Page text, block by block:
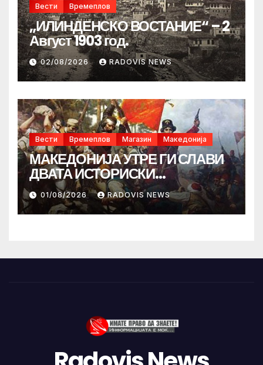
Вести Времеплов
„ИЛИНДЕНСКО ВОСТАНИЕ“ – 2
Август 1903 год.
02/08/2026 RADOVIS NEWS
Вести Времеплов Магазин Македонија
МАКЕДОНИЈА УТРЕ ГИ СЛАВИ
ДВАТА ИСТОРИСКИ
ИЛИНДЕНА!
01/08/2026 RADOVIS NEWS